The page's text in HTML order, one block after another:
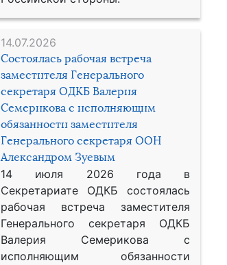
14.07.2026
Состоялась рабочая встреча
заместителя Генерального
секретаря ОДКБ Валерия
Семерикова с исполняющим
обязанности заместителя
Генерального секретаря ООН
Александром Зуевым
14 июля 2026 года в
Секретариате ОДКБ состоялась
рабочая встреча заместителя
Генерального секретаря ОДКБ
Валерия Семерикова с
исполняющим обязанности